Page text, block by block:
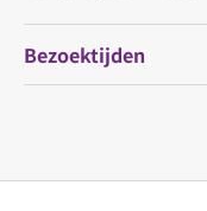
Bezoektijden